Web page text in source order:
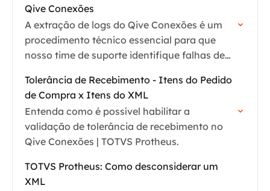
Qive Conexões
A extração de logs do Qive Conexões é um
procedimento técnico essencial para que
nosso time de suporte identifique falhas de
documentos fiscais entre…
Tolerância de Recebimento - Itens do Pedido
de Compra x Itens do XML
Entenda como é possível habilitar a
validação de tolerância de recebimento no
Qive Conexões | TOTVS Protheus.
TOTVS Protheus: Como desconsiderar um
XML